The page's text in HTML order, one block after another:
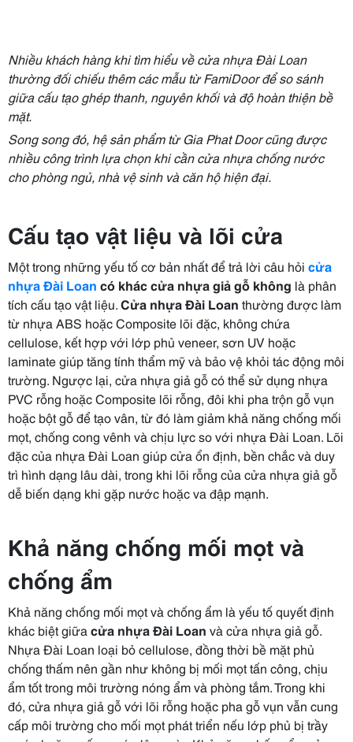
Nhiều khách hàng khi tìm hiểu về cửa nhựa Đài Loan
thường đối chiếu thêm các mẫu từFamiDoorđể so sánh
giữa cấu tạo ghép thanh, nguyên khối và độ hoàn thiện bề
mặt.
Song song đó, hệ sản phẩm từGia Phat Doorcũng được
nhiều công trình lựa chọn khi cần cửa nhựa chống nước
cho phòng ngủ, nhà vệ sinh và căn hộ hiện đại.
Cấu tạo vật liệu và lõi cửa
Một trong những yếu tố cơ bản nhất để trả lời câu hỏi cửa
nhựa Đài Loan có khác cửa nhựa giả gỗ không là phân
tích cấu tạo vật liệu.Cửa nhựa Đài Loan thường được làm
từ nhựa ABS hoặc Composite lõi đặc, không chứa
cellulose, kết hợp với lớp phủ veneer, sơn UV hoặc
laminate giúp tăng tính thẩm mỹ và bảo vệ khỏi tác động môi
trường. Ngược lại, cửa nhựa giả gỗ có thể sử dụng nhựa
PVC rỗng hoặc Composite lõi rỗng, đôi khi pha trộn gỗ vụn
hoặc bột gỗ để tạo vân, từ đó làm giảm khả năng chống mối
mọt, chống cong vênh và chịu lực so với nhựa Đài Loan. Lõi
đặc của nhựa Đài Loan giúp cửa ổn định, bền chắc và duy
trì hình dạng lâu dài, trong khi lõi rỗng của cửa nhựa giả gỗ
dễ biến dạng khi gặp nước hoặc va đập mạnh.
Khả năng chống mối mọt và
chống ẩm
Khả năng chống mối mọt và chống ẩm là yếu tố quyết định
khác biệt giữa cửa nhựa Đài Loan và cửa nhựa giả gỗ.
Nhựa Đài Loan loại bỏ cellulose, đồng thời bề mặt phủ
chống thấm nên gần như không bị mối mọt tấn công, chịu
ẩm tốt trong môi trường nóng ẩm và phòng tắm. Trong khi
đó, cửa nhựa giả gỗ với lõi rỗng hoặc pha gỗ vụn vẫn cung
cấp môi trường cho mối mọt phát triển nếu lớp phủ bị trầy